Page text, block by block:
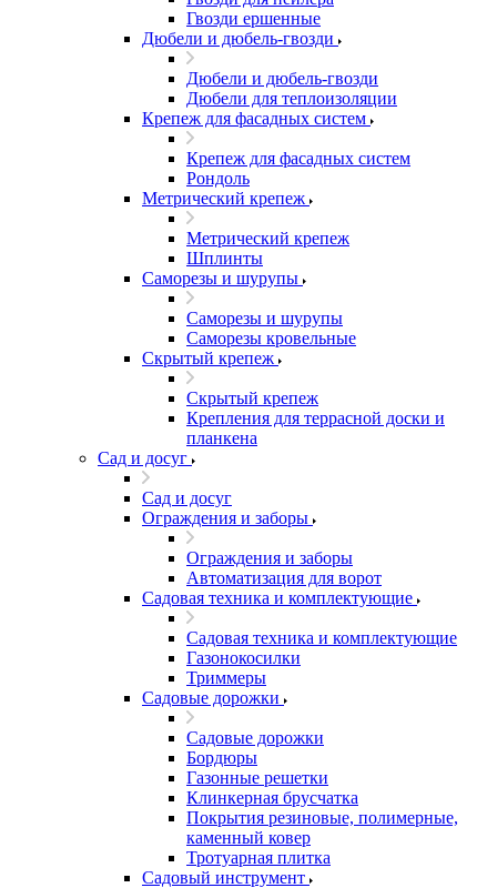
Гвозди ершенные
Дюбели и дюбель-гвозди
Дюбели и дюбель-гвозди
Дюбели для теплоизоляции
Крепеж для фасадных систем
Крепеж для фасадных систем
Рондоль
Метрический крепеж
Метрический крепеж
Шплинты
Саморезы и шурупы
Саморезы и шурупы
Саморезы кровельные
Скрытый крепеж
Скрытый крепеж
Крепления для террасной доски и
планкена
Сад и досуг
Сад и досуг
Ограждения и заборы
Ограждения и заборы
Автоматизация для ворот
Садовая техника и комплектующие
Садовая техника и комплектующие
Газонокосилки
Триммеры
Садовые дорожки
Садовые дорожки
Бордюры
Газонные решетки
Клинкерная брусчатка
Покрытия резиновые, полимерные,
каменный ковер
Тротуарная плитка
Садовый инструмент